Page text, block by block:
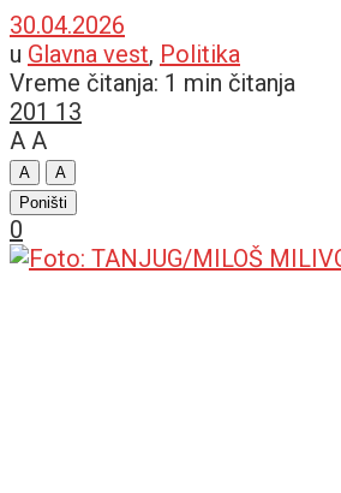
30.04.2026
u Glavna vest, Politika
Vreme čitanja: 1 min čitanja
201 13
A A
A
A
Poništi
0